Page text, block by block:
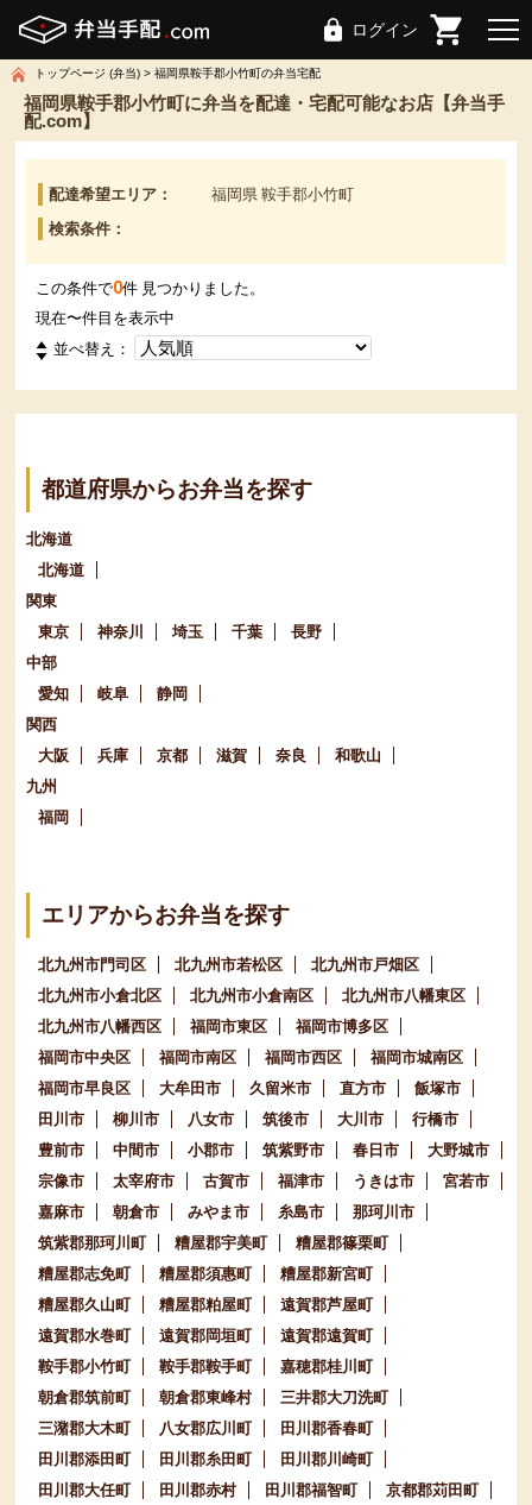
ログイン
トップページ (弁当) 福岡県鞍手郡小竹町の弁当宅配
福岡県鞍手郡小竹町に弁当を配達・宅配可能なお店【弁当手
配.com】
配達希望エリア：
福岡県 鞍手郡小竹町
検索条件：
この条件で0件 見つかりました。
現在〜件目を表示中
並べ替え：
都道府県からお弁当を探す
北海道
北海道
関東
東京
神奈川 埼玉 千葉
長野
中部
愛知
岐阜
静岡
関西
大阪
兵庫 京都 滋賀 奈良
和歌山
九州
福岡
エリアからお弁当を探す
北九州市門司区 北九州市若松区
北九州市戸畑区
北九州市小倉北区
北九州市小倉南区
北九州市八幡東区
北九州市八幡西区
福岡市東区
福岡市博多区
福岡市中央区
福岡市南区 福岡市西区
福岡市城南区
福岡市早良区
大牟田市 久留米市 直方市
飯塚市
田川市
柳川市 八女市 筑後市 大川市
行橋市
豊前市
中間市 小郡市 筑紫野市 春日市
大野城市
宗像市
太宰府市 古賀市 福津市 うきは市
宮若市
嘉麻市
朝倉市 みやま市 糸島市
那珂川市
筑紫郡那珂川町
糟屋郡宇美町
糟屋郡篠栗町
糟屋郡志免町
糟屋郡須惠町
糟屋郡新宮町
糟屋郡久山町
糟屋郡粕屋町
遠賀郡芦屋町
遠賀郡水巻町
遠賀郡岡垣町
遠賀郡遠賀町
鞍手郡小竹町
鞍手郡鞍手町
嘉穂郡桂川町
朝倉郡筑前町
朝倉郡東峰村
三井郡大刀洗町
三潴郡大木町
八女郡広川町
田川郡香春町
田川郡添田町
田川郡糸田町
田川郡川崎町
田川郡大任町
田川郡赤村 田川郡福智町
京都郡苅田町